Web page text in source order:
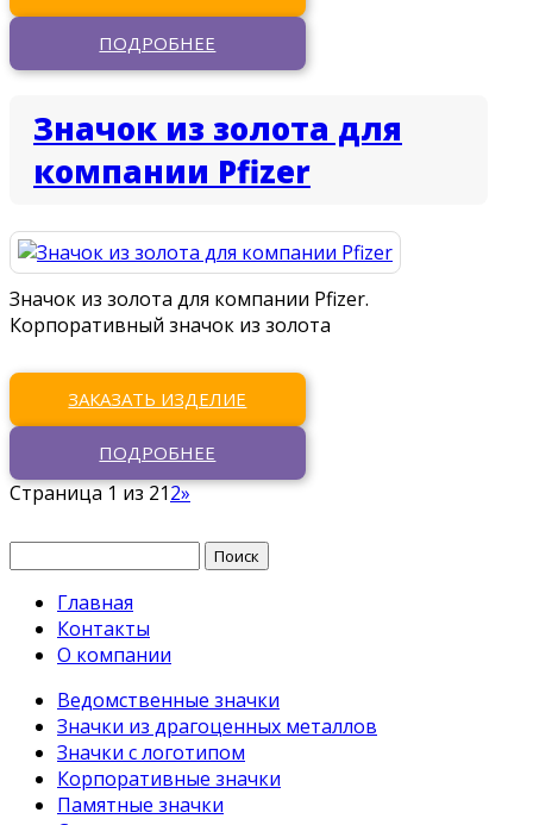
ПОДРОБНЕЕ
Значок из золота для
компании Pfizer
Значок из золота для компании Pfizer.
Корпоративный значок из золота
ЗАКАЗАТЬ ИЗДЕЛИЕ
ПОДРОБНЕЕ
Страница 1 из 212»
Главная
Контакты
О компании
Ведомственные значки
Значки из драгоценных металлов
Значки с логотипом
Корпоративные значки
Памятные значки